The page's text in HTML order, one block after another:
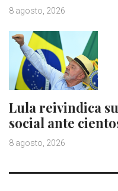
8 agosto, 2026
Lula reivindica
social ante
8 agosto, 2026